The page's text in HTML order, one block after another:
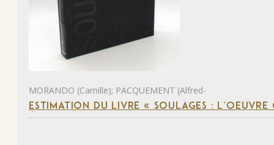
MORANDO (Camille); PACQUEMENT (Alfred-
ESTIMATION DU LIVRE « SOULAGES :